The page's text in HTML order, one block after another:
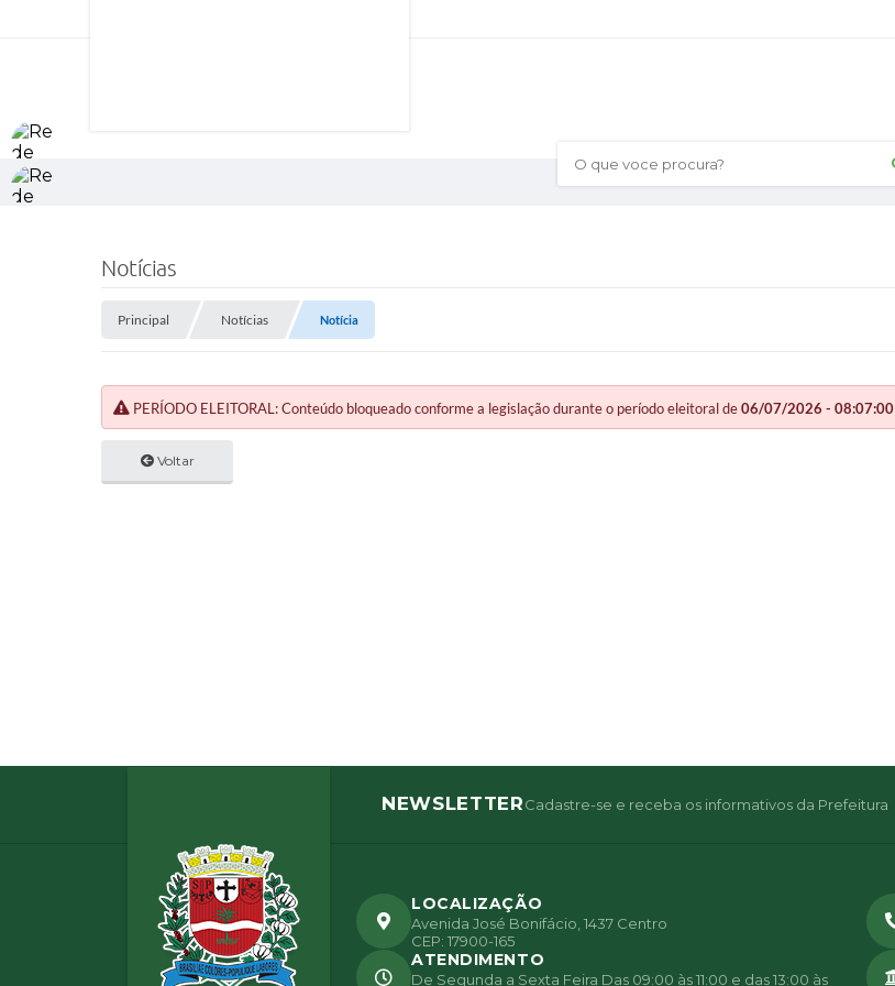
O que voce procura?
Notícias
Principal Notícias Notícia
PERÍODO ELEITORAL: Conteúdo bloqueado conforme a legislação durante o período eleitoral de06/07/2026 - 08:07:00
Voltar
NEWSLETTERCadastre-se e receba os informativos da Prefeitura
LOCALIZAÇÃO
Avenida José Bonifácio, 1437 Centro
CEP: 17900-165
ATENDIMENTO
De Segunda a Sexta Feira Das 09:00 às 11:00 e das 13:00 às